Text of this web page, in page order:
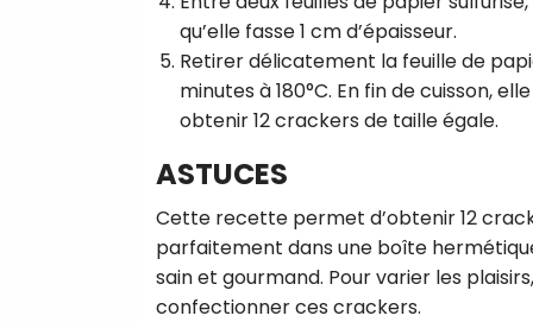
qu’elle fasse 1 cm d’épaisseur.
Retirer délicatement la feuille de
minutes à 180°C. En fin de cuisson,
obtenir 12 crackers de taille égale.
ASTUCES
Cette recette permet d’obtenir 12
parfaitement dans une boîte
sain et gourmand. Pour varier les
confectionner ces crackers.